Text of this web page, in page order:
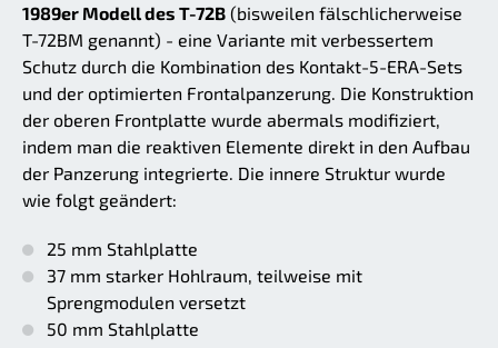
1989er Modell des T-72B (bisweilen fälschlicherweise
T-72BM genannt) - eine Variante mit verbessertem
Schutz durch die Kombination des Kontakt-5-ERA-Sets
und der optimierten Frontalpanzerung. Die Konstruktion
der oberen Frontplatte wurde abermals modifiziert,
indem man die reaktiven Elemente direkt in den Aufbau
der Panzerung integrierte. Die innere Struktur wurde
wie folgt geändert:
25 mm Stahlplatte
37 mm starker Hohlraum, teilweise mit
Sprengmodulen versetzt
50 mm Stahlplatte